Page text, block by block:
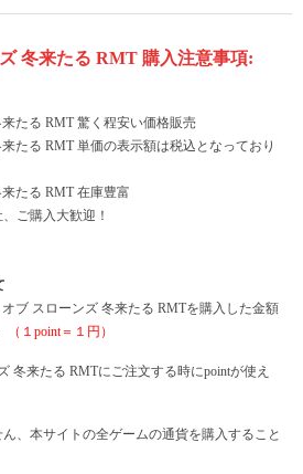
冬来たる RMT 購入注意事項:
たる RMT 驚く程安い価格販売
たる RMT 単価の表示額は税込となっており
たる RMT 在庫豊富
ご購入大歓迎！
オブ スローンズ 冬来たる RMTを購入した金額
（１ point＝１円）
冬来たる RMTにご注文する時にpointが使え
、本サイトの全ゲームの通貨を購入すること